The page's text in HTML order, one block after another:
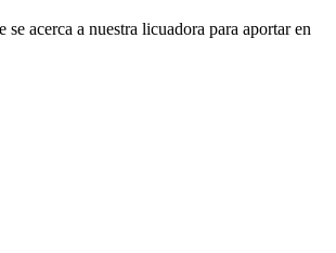
se acerca a nuestra licuadora para aportar en